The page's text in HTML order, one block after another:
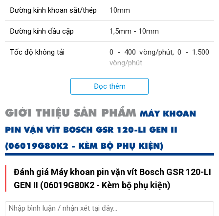
Đường kính khoan sắt/thép 10mm
Đường kính đầu cặp 1,5mm - 10mm
Tốc độ không tải
0 - 400 vòng/phút, 0 - 1.500
vòng/phút
Dùng pin
Đèn chiếu sáng Đèn Led
Loại pin Pin Lithium
Mô tơ Mô tơ chổi than
Lõi mô tơ Dây đồng
Lực siết 30Nm, 14Nm
Thời gian sạc pin 90 phút
Đọc thêm
GIỚI THIỆU SẢN PHẨM MÁY KHOAN
PIN VẶN VÍT BOSCH GSR 120-LI GEN II
(06019G80K2 - KÈM BỘ PHỤ KIỆN)
Đánh giá Máy khoan pin vặn vít Bosch GSR 120-LI
GEN II (06019G80K2 - Kèm bộ phụ kiện)